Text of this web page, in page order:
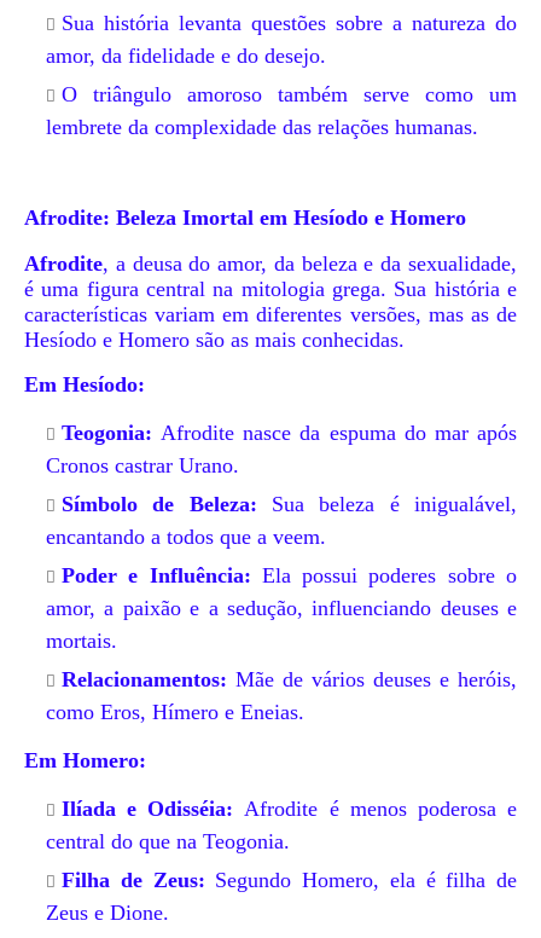
Sua história levanta questões sobre a natureza do
amor, da fidelidade e do desejo.
O triângulo amoroso também serve como um
lembrete da complexidade das relações humanas.
Afrodite: Beleza Imortal em Hesíodo e Homero
Afrodite, a deusa do amor, da beleza e da sexualidade,
é uma figura central na mitologia grega. Sua história e
características variam em diferentes versões, mas as de
Hesíodo e Homero são as mais conhecidas.
Em Hesíodo:
Teogonia: Afrodite nasce da espuma do mar após
Cronos castrar Urano.
Símbolo de Beleza: Sua beleza é inigualável,
encantando a todos que a veem.
Poder e Influência: Ela possui poderes sobre o
amor, a paixão e a sedução, influenciando deuses e
mortais.
Relacionamentos: Mãe de vários deuses e heróis,
como Eros, Hímero e Eneias.
Em Homero:
Ilíada e Odisséia: Afrodite é menos poderosa e
central do que na Teogonia.
Filha de Zeus: Segundo Homero, ela é filha de
Zeus e Dione.